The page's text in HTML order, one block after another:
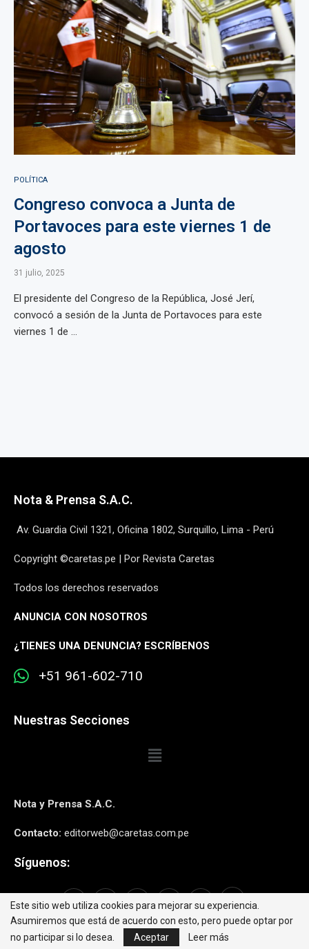
POLÍTICA
Congreso convoca a Junta de
Portavoces para este viernes 1 de
agosto
31 julio, 2025
El presidente del Congreso de la República, José Jerí,
convocó a sesión de la Junta de Portavoces para este
viernes 1 de ...
Nota & Prensa S.A.C.
Av. Guardia Civil 1321, Oficina 1802, Surquillo, Lima - Perú
Copyright ©caretas.pe | Por Revista Caretas
Todos los derechos reservados
ANUNCIA CON NOSOTROS
¿TIENES UNA DENUNCIA? ESCRÍBENOS
+51 961-602-710
Nuestras Secciones
Nota y Prensa S.A.C.
Contacto: editorweb@caretas.com.pe
Síguenos:
Este sitio web utiliza cookies para mejorar su experiencia.
Asumiremos que está de acuerdo con esto, pero puede optar por
no participar si lo desea.
Aceptar Leer más